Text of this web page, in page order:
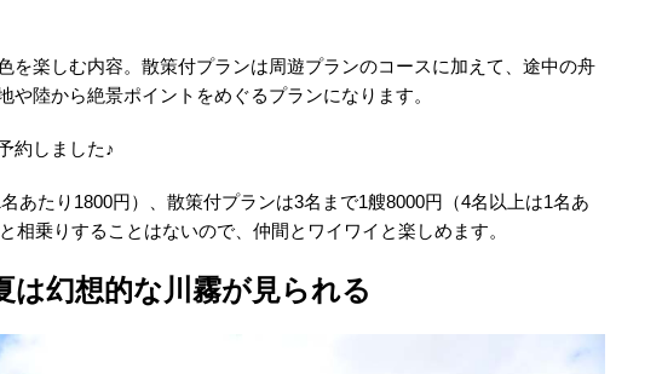
を楽しむ内容。散策付プランは周遊プランのコースに加えて、途中の舟
陸から絶景ポイントをめぐるプランになります。
約しました♪
あたり1800円）、散策付プランは3名まで1艘8000円（4名以上は1名あ
相乗りすることはないので、仲間とワイワイと楽しめます。
は幻想的な川霧が見られる